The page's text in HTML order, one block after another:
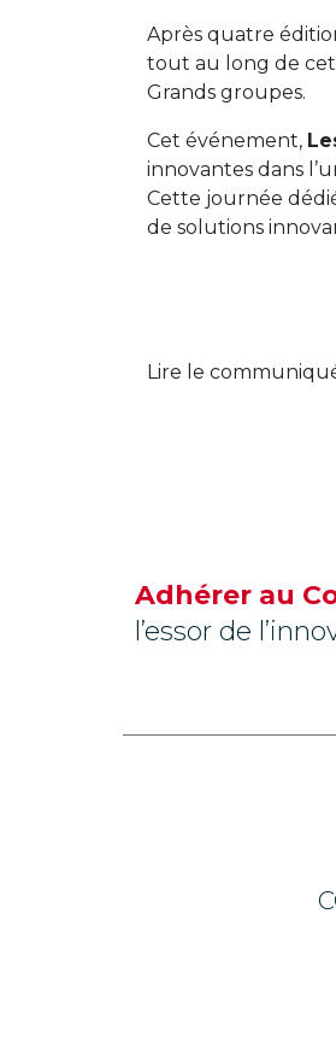
Après quatre
tout au long de
Grands groupes.
Cet événement,
innovantes dans
Cette journée
de solutions
Lire le
Adhérer au
l’essor de